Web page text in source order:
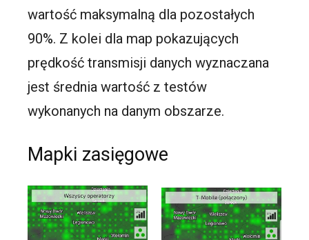
wartość maksymalną dla pozostałych
90%. Z kolei dla map pokazujących
prędkość transmisji danych wyznaczana
jest średnia wartość z testów
wykonanych na danym obszarze.
Mapki zasięgowe